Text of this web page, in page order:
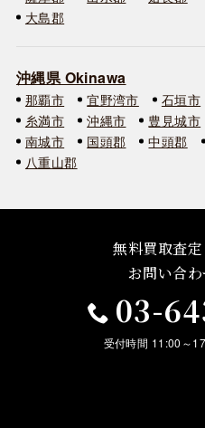
大島郡
沖縄県 Okinawa
那覇市 宜野湾市 石垣市
糸満市
沖縄市 豊見城市
南城市
国頭郡 中頭郡
八重山郡
無料買取査
お問い合
03-
受付時間 11:00～